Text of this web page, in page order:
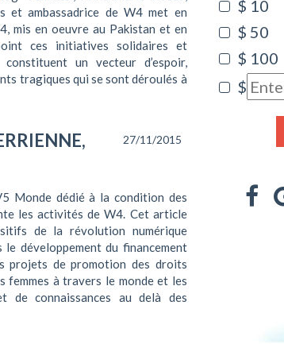
et ambassadrice de W4 met en
mis en oeuvre au Pakistan et en
ces initiatives solidaires et
un vecteur d’espoir,
tragiques qui se sont déroulés à
27/11/2015
Monde dédié à la condition des
les activités de W4. Cet article
de la révolution numérique
développement du financement
projets de promotion des droits
femmes à travers le monde et les
de connaissances au delà des
$ 10
$ 50
$ 100
$